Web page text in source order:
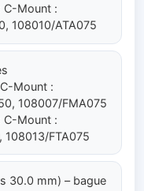
C-Mount :
108010/ATA075
Mount :
108007/FMA075
C-Mount :
108013/FTA075
30.0 mm) – bague